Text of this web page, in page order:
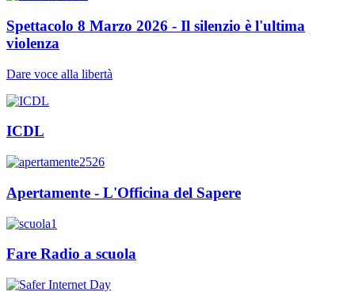
Spettacolo 8 Marzo 2026 - Il silenzio è l'ultima
violenza
Dare voce alla libertà
ICDL
Apertamente - L'Officina del Sapere
Fare Radio a scuola